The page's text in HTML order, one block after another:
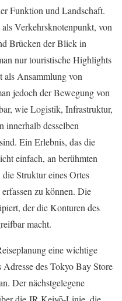
Funktion und Landschaft.
Verkehrsknotenpunkt, von
Brücken der Blick in
nur touristische Highlights
als Ansammlung von
jedoch der Bewegung von
wie Logistik, Infrastruktur,
innerhalb desselben
Ein Erlebnis, das die
einfach, an berühmten
Struktur eines Ortes
zu können. Die
der die Konturen des
macht.
eine wichtige
des Tokyo Bay Store
Der nächstgelegene